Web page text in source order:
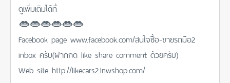
ดูเพิ่มเติมได้ที่
👄👄👄👄👄👄
Facebook page www.facebook.com/สนใจซื้อ-ขายรถมือ2
inbox ครับ(ฝากกด like share comment ด้วยครับ)
Web site http://likecars2.lnwshop.com/